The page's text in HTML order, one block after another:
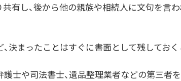
有し、後から他の親族や相続人に文句を言
決まったことはすぐに書面として残してお
士や司法書士、遺品整理業者などの第三者